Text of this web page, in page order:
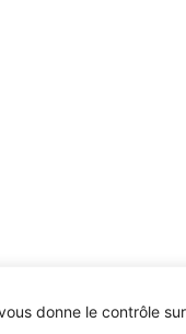
donne le contrôle